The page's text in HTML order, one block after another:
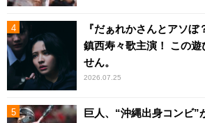
『だぁれかさんとアソぼ
鎮西寿々歌主演！ この遊
せん。
2026.07.25
巨人、“沖縄出身コンビ”